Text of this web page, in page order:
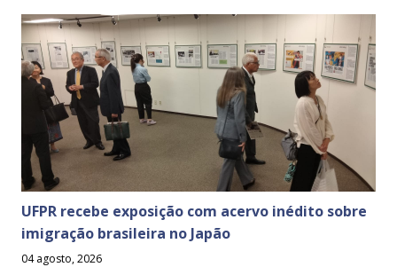
UFPR recebe exposição com acervo inédito sobre
imigração brasileira no Japão
04 agosto, 2026